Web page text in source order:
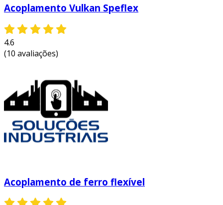
Acoplamento Vulkan Speflex
4.6
(10 avaliações)
Acoplamento de ferro flexível